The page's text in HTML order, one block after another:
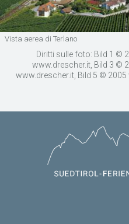
Vista aerea di Terlano
Diritti sulle foto: Bild 1 ©
www.drescher.it, Bild 3 ©
www.drescher.it, Bild 5 ©